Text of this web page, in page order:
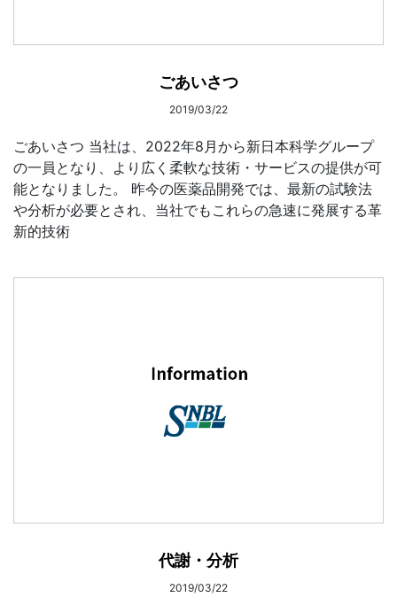
ごあいさつ
2019/03/22
ごあいさつ 当社は、2022年8月から新日本科学グループ
の一員となり、より広く柔軟な技術・サービスの提供が可
能となりました。 昨今の医薬品開発では、最新の試験法
や分析が必要とされ、当社でもこれらの急速に発展する革
新的技術
代謝・分析
2019/03/22